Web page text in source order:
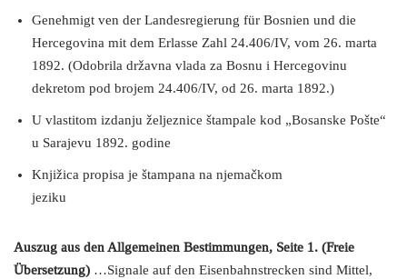
Genehmigt ven der Landesregierung für Bosnien und die
Hercegovina mit dem Erlasse Zahl 24.406/IV, vom 26. marta
1892. (Odobrila državna vlada za Bosnu i Hercegovinu
dekretom pod brojem 24.406/IV, od 26. marta 1892.)
U vlastitom izdanju željeznice štampale kod „Bosanske Pošte“
u Sarajevu 1892. godine
Knjižica propisa je štampana na njemačkom
jeziku
Auszug aus den Allgemeinen Bestimmungen, Seite 1. (Freie
Übersetzung) …Signale auf den Eisenbahnstrecken sind Mittel,